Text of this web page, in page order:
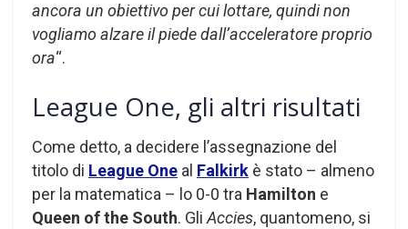
ancora un obiettivo per cui lottare, quindi non
vogliamo alzare il piede dall’acceleratore proprio
ora“.
League One, gli altri risultati
Come detto, a decidere l’assegnazione del
titolo di League One al Falkirk è stato – almeno
per la matematica – lo 0-0 tra Hamilton e
Queen of the South. GliAccies, quantomeno, si